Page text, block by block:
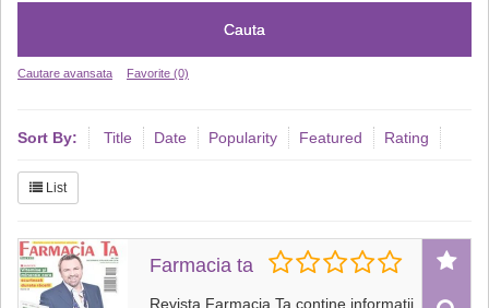
Cauta
Cautare avansata Favorite (0)
Sort By: Title Date Popularity Featured Rating
List
Farmacia ta
Revista Farmacia Ta conține informații